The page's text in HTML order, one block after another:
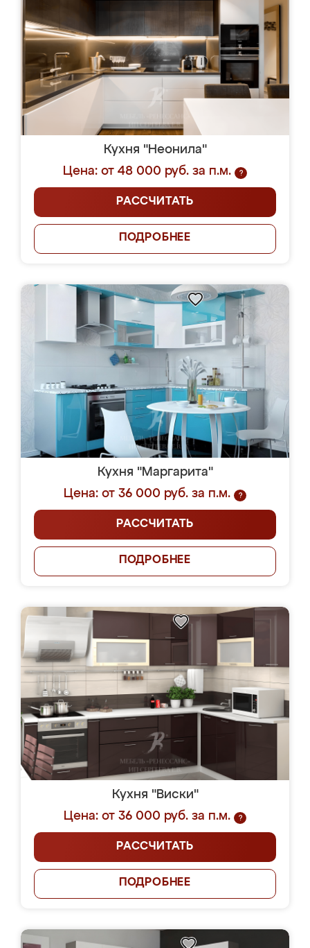
Кухня "Неонила"
Цена: от 48 000 руб. за п.м.
?
РАССЧИТАТЬ
ПОДРОБНЕЕ
Кухня "Маргарита"
Цена: от 36 000 руб. за п.м.
?
РАССЧИТАТЬ
ПОДРОБНЕЕ
Кухня "Виски"
Цена: от 36 000 руб. за п.м.
?
РАССЧИТАТЬ
ПОДРОБНЕЕ